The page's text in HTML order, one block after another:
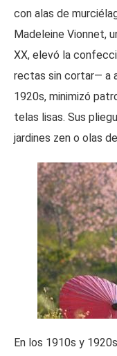
con alas de
Madeleine Vionnet,
XX, elevó la
rectas sin cortar— a
1920s, minimizó
telas lisas. Sus
jardines zen o olas
En los 1910s y